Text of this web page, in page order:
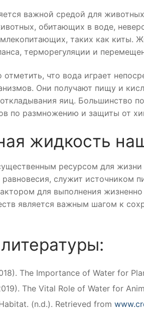
важной средой для
обитающих в воде,
таких как киты.
терморегуляции и
что вода играет
Они получают пищу и
яиц. Большинство
по размножению и защиты от
жидкость
ресурсом для
равновесия, служит источником
для выполнения
является важным шагом к
The Importance of Water for
The Vital Role of Water for
(n.d.). Retrieved from